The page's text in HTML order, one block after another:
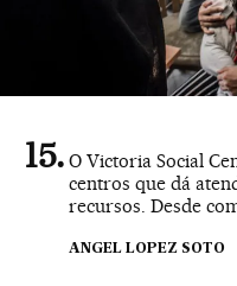
O Victoria Social
centros que dá
recursos. Desde
ANGEL LOPEZ SOTO